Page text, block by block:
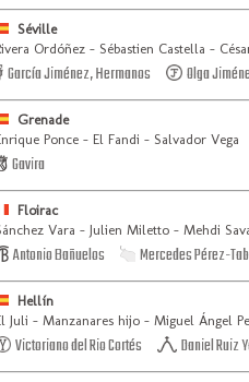
Séville
Ordóñez - Sébastien Castella -
García Jiménez, Hermanos Olga
Grenade
Ponce - El Fandi - Salvador Vega
Gavira
Floirac
Vara - Julien Miletto - Mehdi
Antonio Bañuelos Mercedes Pérez-
Hellín
Juli - Manzanares hijo - Miguel Ángel
Victoriano del Rio Cortés Daniel Ruiz